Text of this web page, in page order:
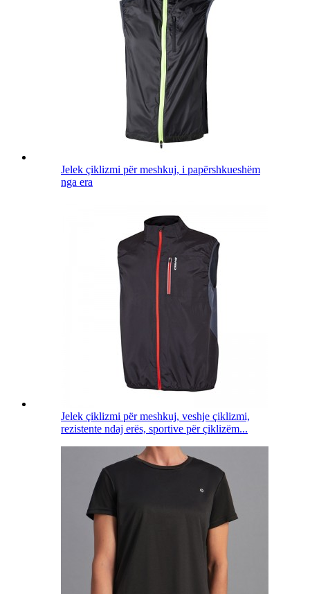
Jelek çiklizmi për meshkuj, i papërshkueshëm
nga era
Jelek çiklizmi për meshkuj, veshje çiklizmi,
rezistente ndaj erës, sportive për çiklizëm...